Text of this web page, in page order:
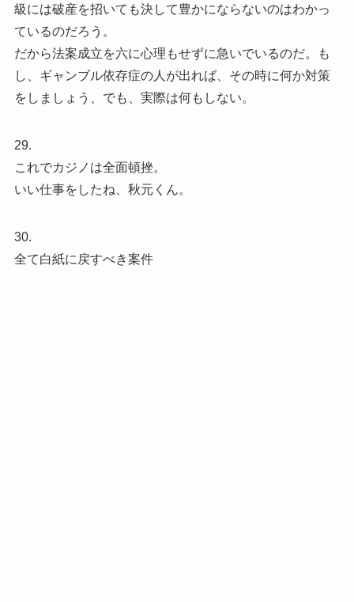
級には破産を招いても決して豊かにならないのはわかっ
ているのだろう。
だから法案成立を六に心理もせずに急いでいるのだ。も
し、ギャンブル依存症の人が出れば、その時に何か対策
をしましょう、でも、実際は何もしない。
29.
これでカジノは全面頓挫。
いい仕事をしたね、秋元くん。
30.
全て白紙に戻すべき案件